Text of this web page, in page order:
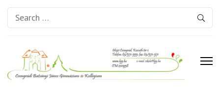
Search
for: